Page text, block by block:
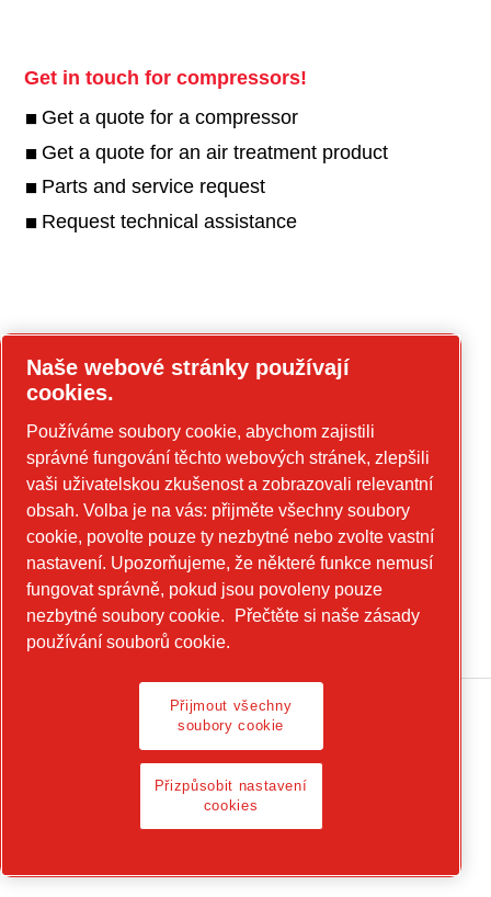
Get in touch for compressors!
Get a quote for a compressor
Get a quote for an air treatment product
Parts and service request
Request technical assistance
tools.cp.com
Get in touch for construction equipment and
mobile energy!
power-technique.cp.com
Linkedin
YouTube
Legal Notice, Privacy Policy
Přizpůsobit nastavení cookies
Naše webové stránky používají
cookies.
Používáme soubory cookie, abychom zajistili
správné fungování těchto webových stránek, zlepšili
vaši uživatelskou zkušenost a zobrazovali relevantní
obsah. Volba je na vás: přijměte všechny soubory
cookie, povolte pouze ty nezbytné nebo zvolte vastní
nastavení. Upozorňujeme, že některé funkce nemusí
fungovat správně, pokud jsou povoleny pouze
nezbytné soubory cookie.
Přečtěte si naše zásady
používání souborů cookie.
Přijmout všechny
soubory cookie
Přizpůsobit nastavení
cookies